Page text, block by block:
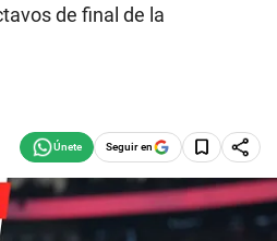
de final de la
Seguir en